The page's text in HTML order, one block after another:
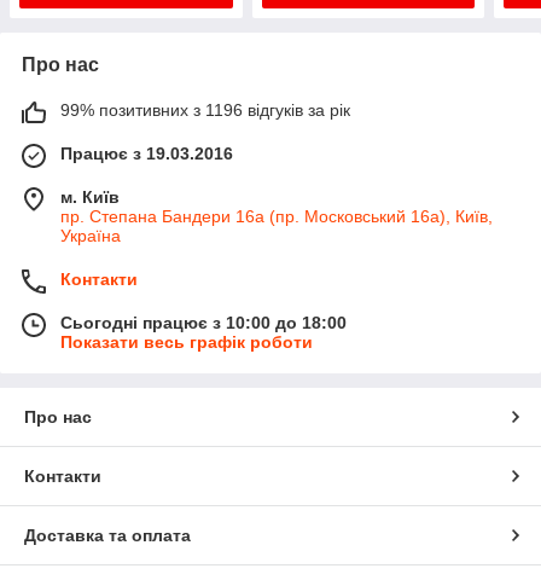
Про нас
99% позитивних з 1196 відгуків за рік
Працює з 19.03.2016
м. Київ
пр. Степана Бандери 16а (пр. Московський 16а), Київ,
Україна
Контакти
Сьогодні працює з 10:00 до 18:00
Показати весь графік роботи
Про нас
Контакти
Доставка та оплата